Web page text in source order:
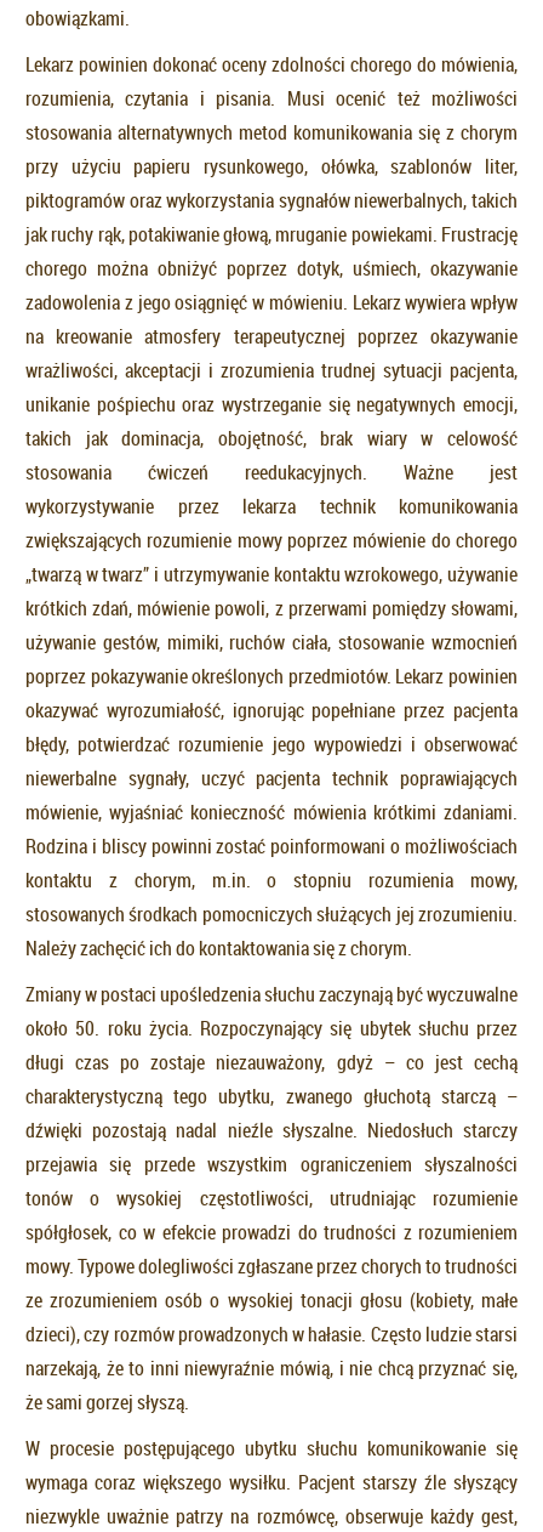
obowiązkami.
Lekarz powinien dokonać oceny zdolności chorego do mówienia,
rozumienia, czytania i pisania. Musi ocenić też możliwości
stosowania alternatywnych metod komunikowania się z chorym
przy użyciu papieru rysunkowego, ołówka, szablonów liter,
piktogramów oraz wykorzystania sygnałów niewerbalnych, takich
jak ruchy rąk, potakiwanie głową, mruganie powiekami. Frustrację
chorego można obniżyć poprzez dotyk, uśmiech, okazywanie
zadowolenia z jego osiągnięć w mówieniu. Lekarz wywiera wpływ
na kreowanie atmosfery terapeutycznej poprzez okazywanie
wrażliwości, akceptacji i zrozumienia trudnej sytuacji pacjenta,
unikanie pośpiechu oraz wystrzeganie się negatywnych emocji,
takich jak dominacja, obojętność, brak wiary w celowość
stosowania ćwiczeń reedukacyjnych. Ważne jest
wykorzystywanie przez lekarza technik komunikowania
zwiększających rozumienie mowy poprzez mówienie do chorego
„twarzą w twarz” i utrzymywanie kontaktu wzrokowego, używanie
krótkich zdań, mówienie powoli, z przerwami pomiędzy słowami,
używanie gestów, mimiki, ruchów ciała, stosowanie wzmocnień
poprzez pokazywanie określonych przedmiotów. Lekarz powinien
okazywać wyrozumiałość, ignorując popełniane przez pacjenta
błędy, potwierdzać rozumienie jego wypowiedzi i obserwować
niewerbalne sygnały, uczyć pacjenta technik poprawiających
mówienie, wyjaśniać konieczność mówienia krótkimi zdaniami.
Rodzina i bliscy powinni zostać poinformowani o możliwościach
kontaktu z chorym, m.in. o stopniu rozumienia mowy,
stosowanych środkach pomocniczych służących jej zrozumieniu.
Należy zachęcić ich do kontaktowania się z chorym.
Zmiany w postaci upośledzenia słuchu zaczynają być wyczuwalne
około 50. roku życia. Rozpoczynający się ubytek słuchu przez
długi czas po zostaje niezauważony, gdyż – co jest cechą
charakterystyczną tego ubytku, zwanego głuchotą starczą –
dźwięki pozostają nadal nieźle słyszalne. Niedosłuch starczy
przejawia się przede wszystkim ograniczeniem słyszalności
tonów o wysokiej częstotliwości, utrudniając rozumienie
spółgłosek, co w efekcie prowadzi do trudności z rozumieniem
mowy. Typowe dolegliwości zgłaszane przez chorych to trudności
ze zrozumieniem osób o wysokiej tonacji głosu (kobiety, małe
dzieci), czy rozmów prowadzonych w hałasie. Często ludzie starsi
narzekają, że to inni niewyraźnie mówią, i nie chcą przyznać się,
że sami gorzej słyszą.
W procesie postępującego ubytku słuchu komunikowanie się
wymaga coraz większego wysiłku. Pacjent starszy źle słyszący
niezwykle uważnie patrzy na rozmówcę, obserwuje każdy gest,